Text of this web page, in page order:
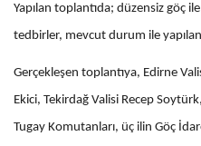
Yapılan toplantıda; düzensiz göç
tedbirler, mevcut durum ile
Gerçekleşen toplantıya, Edirne
Ekici, Tekirdağ Valisi Recep
Tugay Komutanları, üç ilin Göç